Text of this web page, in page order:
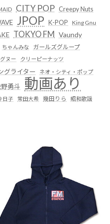
CITY POP Creepy Nuts
JPOP K-POP
King Gnu
TOKYO FM Vaundy
ちゃんみな ガールズグループ
ヌー クリーピーナッツ
グライター ネオ・シティ・ポップ
勇斗 動画あり
日子 常田大希 幾田りら 昭和歌謡